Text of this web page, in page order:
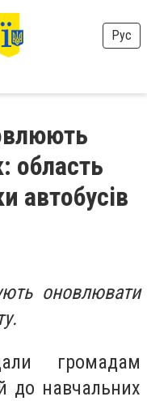
Рус
область
автобусів
оновлювати
громадам
до навчальних